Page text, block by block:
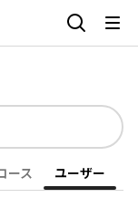
ース ユーザー